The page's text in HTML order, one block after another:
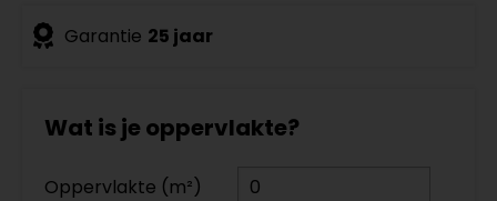
Garantie 25 jaar
Wat is je oppervlakte?
Oppervlakte (m²)